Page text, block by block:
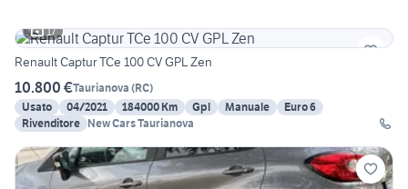
17
Renault Captur TCe 100 CV GPL Zen
10.800 €Taurianova (RC)
Usato
04/2021 184000 Km Gpl Manuale
Euro 6
Rivenditore New Cars Taurianova